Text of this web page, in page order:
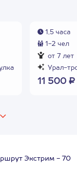
1,5 часа
1-2 чел
от 7 лет
Урал-
11 500 ₽
Экстрим - 70